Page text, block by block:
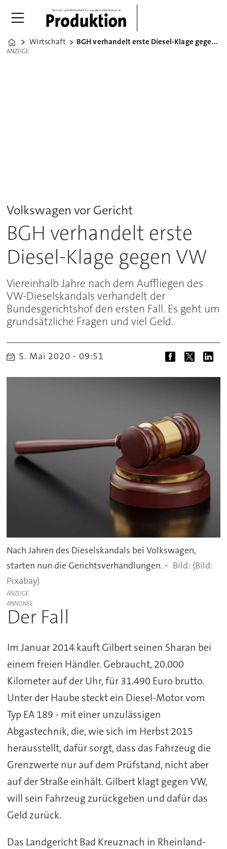
Home
Wirtschaft BGH verhandelt erste Diesel-Klage gegen VW
ANZEIGE
ANZEIGE
Volkswagen vor Gericht
BGH verhandelt erste
Diesel-Klage gegen VW
Viereinhalb Jahre nach dem Auffliegen des
VW-Dieselskandals verhandelt der
Bundesgerichtshof den ersten Fall. Es geht um
grundsätzliche Fragen und viel Geld.
5. Mai 2020 - 09:51
Nach Jahren des Dieselskandals bei Volkswagen,
starten nun die Gerichtsverhandlungen. -
(Bild:
Pixabay)
ANZEIGE
Der Fall
Im Januar 2014 kauft Gilbert seinen Sharan bei
einem freien Händler. Gebraucht, 20.000
Kilometer auf der Uhr, für 31.490 Euro brutto.
Unter der Haube steckt ein Diesel-Motor vom
Typ EA 189 - mit einer unzulässigen
Abgastechnik, die, wie sich im Herbst 2015
herausstellt, dafür sorgt, dass das Fahrzeug die
Grenzwerte nur auf dem Prüfstand, nicht aber
auf der Straße einhält. Gilbert klagt gegen VW,
will sein Fahrzeug zurückgeben und dafür das
Geld zurück.
Das Landgericht Bad Kreuznach in Rheinland-